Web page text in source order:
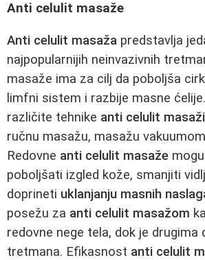
Anti celulit masaže
Anti celulit masaža predstavlja
najpopularnijih neinvazivnih
masaže ima za cilj da poboljša
limfni sistem i razbije masne
različite tehnike anti celulit masaži
ručnu masažu, masažu
Redovne anti celulit masaže
poboljšati izgled kože, smanjiti
doprineti uklanjanju masnih
posežu za anti celulit masažom
redovne nege tela, dok je drugima
tretmana. Efikasnost anti celulit